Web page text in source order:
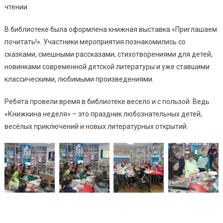
чтении.
В библиотеке была оформлена книжная выставка «Приглашаем
почитать!». Участники мероприятия познакомились со
сказками, смешными рассказами, стихотворениями для детей,
новинками современной детской литературы и уже ставшими
классическими, любимыми произведениями.
Ребята провели время в библиотеке весело и с пользой. Ведь
«Книжкина неделя» – это праздник любознательных детей,
весёлых приключений и новых литературных открытий.